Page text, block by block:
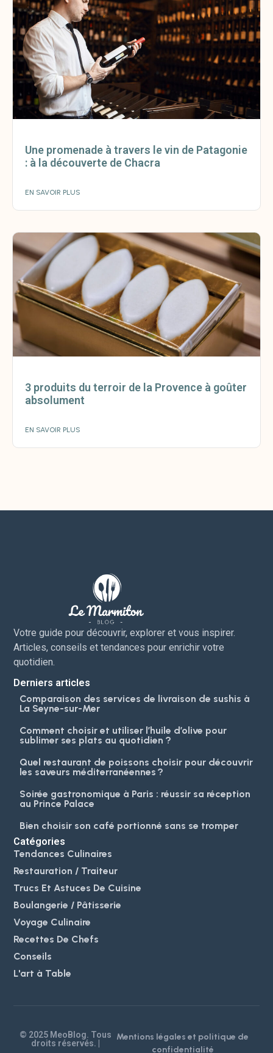
Une promenade à travers le vin de Patagonie
: à la découverte de Chacra
EN SAVOIR PLUS
3 produits du terroir de la Provence à goûter
absolument
EN SAVOIR PLUS
Votre guide pour découvrir, explorer et vous inspirer.
Articles, conseils et tendances pour enrichir votre
quotidien.
Derniers articles
Comparaison des services de livraison de sushis à
La Seyne-sur-Mer
Comment choisir et utiliser l’huile d’olive pour
sublimer ses plats au quotidien ?
Quel restaurant de poissons choisir pour découvrir
les saveurs méditerranéennes ?
Soirée gastronomique à Paris : réussir sa réception
au Prince Palace
Bien choisir son café portionné sans se tromper
Catégories
Tendances Culinaires
Restauration / Traiteur
Trucs Et Astuces De Cuisine
Boulangerie / Pâtisserie
Voyage Culinaire
Recettes De Chefs
Conseils
L'art à Table
© 2025 MeoBlog. Tous
droits réservés. |
Mentions légales et politique de
confidentialité